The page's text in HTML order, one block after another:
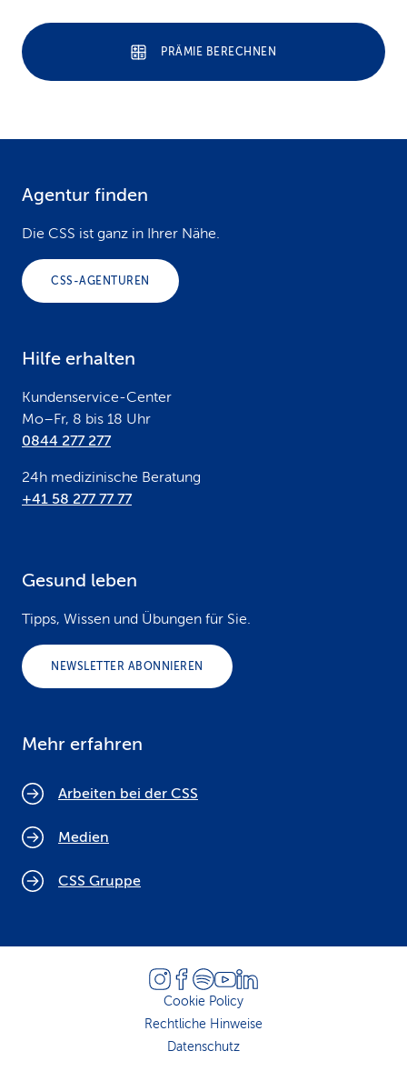
PRÄMIE BERECHNEN
Agentur finden
Die CSS ist ganz in Ihrer Nähe.
CSS-AGENTUREN
Hilfe erhalten
Kundenservice-Center
Mo–Fr, 8 bis 18 Uhr
0844 277 277
24h medizinische Beratung
+41 58 277 77 77
Gesund leben
Tipps, Wissen und Übungen für Sie.
NEWSLETTER ABONNIEREN
Mehr erfahren
Arbeiten bei der CSS
Medien
CSS Gruppe
Cookie Policy
Rechtliche Hinweise
Datenschutz